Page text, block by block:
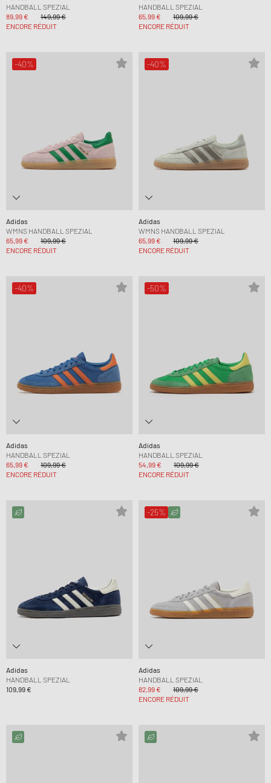
HANDBALL SPEZIAL
89,99 €
149,99 €
ENCORE RÉDUIT
HANDBALL SPEZIAL
65,99 €
109,99 €
ENCORE RÉDUIT
-40%
Adidas
WMNS HANDBALL SPEZIAL
65,99 €
109,99 €
ENCORE RÉDUIT
-40%
Adidas
WMNS HANDBALL SPEZIAL
65,99 €
109,99 €
ENCORE RÉDUIT
-40%
Adidas
HANDBALL SPEZIAL
65,99 €
109,99 €
ENCORE RÉDUIT
-50%
Adidas
HANDBALL SPEZIAL
54,99 €
109,99 €
ENCORE RÉDUIT
Adidas
HANDBALL SPEZIAL
109,99 €
-25%
Adidas
HANDBALL SPEZIAL
82,99 €
109,99 €
ENCORE RÉDUIT